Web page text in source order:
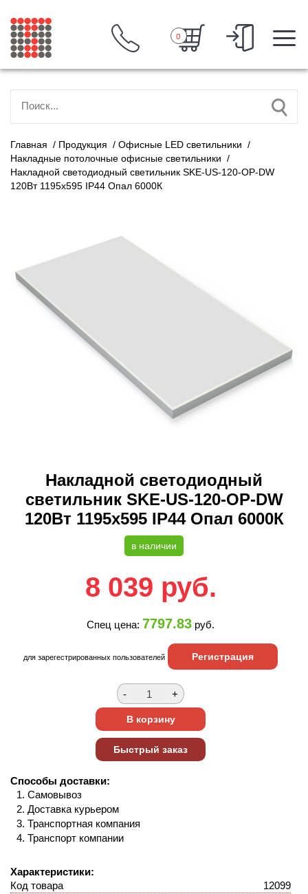
0
Главная / Продукция / Офисные LED светильники /
Накладные потолочные офисные светильники /
Накладной светодиодный светильник SKE-US-120-OP-DW
120Вт 1195х595 IP44 Опал 6000К
Накладной светодиодный
светильник SKE-US-120-OP-DW
120Вт 1195х595 IP44 Опал 6000К
в наличии
8 039 руб.
Спец цена: 7797.83 руб.
для зарегестрированных пользователей Регистрация
Способы доставки:
Самовывоз
Доставка курьером
Транспортная компания
Транспорт компании
Характеристики:
Код товара
12099